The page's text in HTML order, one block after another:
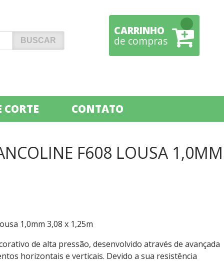
CARRINHO
de compras
CONTATO
F608 LOUSA 1,0MM
1,0mm 3,08 x 1,25m
de alta pressão, desenvolvido através de avançada
horizontais e verticais. Devido a sua resistência